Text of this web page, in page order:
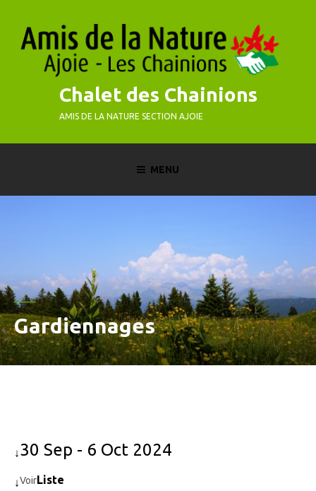
content
Chalet des Chainions
AMIS DE LA NATURE SECTION AJOIE
MENU
Gardiennages
↓30 Sep - 6 Oct 2024
↓VoirListe